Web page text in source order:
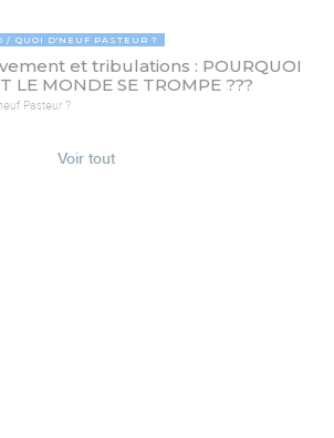
QUOI D'NEUF PASTEUR ?
et tribulations : POURQUOI
LE MONDE SE TROMPE ???
Pasteur ?
Voir tout